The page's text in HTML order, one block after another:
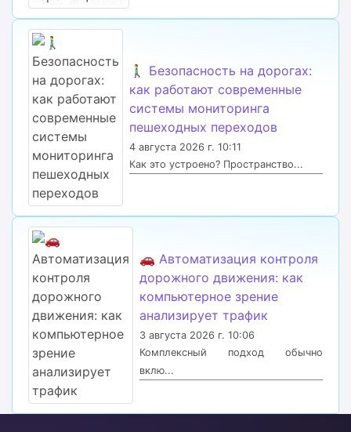
🚶‍♂️ Безопасность на дорогах:
как работают современные
системы мониторинга
пешеходных переходов
4 августа 2026 г. 10:11
Как это устроено? Пространство...
🚗 Автоматизация контроля
дорожного движения: как
компьютерное зрение
анализирует трафик
3 августа 2026 г. 10:06
Комплексный подход обычно
вклю...